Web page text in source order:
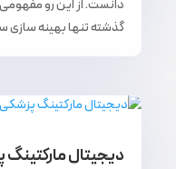
گذشته تنها بهینه سازی
دیجیتال